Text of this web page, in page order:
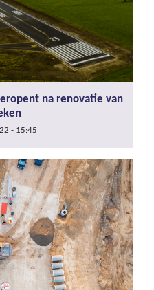
na renovatie van
- 15:45